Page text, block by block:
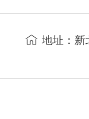
地址：新